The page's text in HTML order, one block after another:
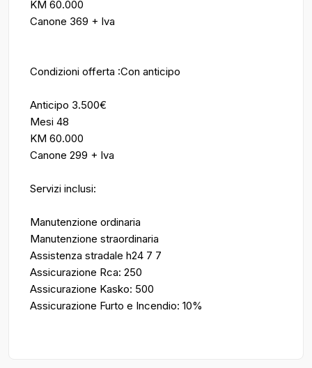
KM 60.000
Canone 369 + Iva
Condizioni offerta :Con anticipo
Anticipo 3.500€
Mesi 48
KM 60.000
Canone 299 + Iva
Servizi inclusi:
Manutenzione ordinaria
Manutenzione straordinaria
Assistenza stradale h24 7 7
Assicurazione Rca: 250
Assicurazione Kasko: 500
Assicurazione Furto e Incendio: 10%